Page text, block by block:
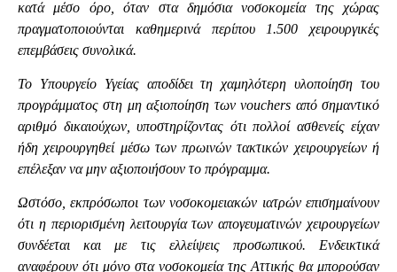
κατά μέσο όρο, όταν στα δημόσια νοσοκομεία της χώρας
πραγματοποιούνται καθημερινά περίπου 1.500 χειρουργικές
επεμβάσεις συνολικά.
Το Υπουργείο Υγείας αποδίδει τη χαμηλότερη υλοποίηση του
προγράμματος στη μη αξιοποίηση των vouchers από σημαντικό
αριθμό δικαιούχων, υποστηρίζοντας ότι πολλοί ασθενείς είχαν
ήδη χειρουργηθεί μέσω των πρωινών τακτικών χειρουργείων ή
επέλεξαν να μην αξιοποιήσουν το πρόγραμμα.
Ωστόσο, εκπρόσωποι των νοσοκομειακών ιατρών επισημαίνουν
ότι η περιορισμένη λειτουργία των απογευματινών χειρουργείων
συνδέεται και με τις ελλείψεις προσωπικού. Ενδεικτικά
αναφέρουν ότι μόνο στα νοσοκομεία της Αττικής θα μπορούσαν